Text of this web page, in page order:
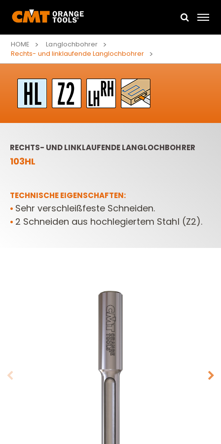
HOME
Langlochbohrer
Rechts- und linklaufende Langlochbohrer
RECHTS- UND LINKLAUFENDE LANGLOCHBOHRER
103HL
TECHNISCHE EIGENSCHAFTEN:
• Sehr verschleißfeste Schneiden.
• 2 Schneiden aus hochlegiertem Stahl (Z2).